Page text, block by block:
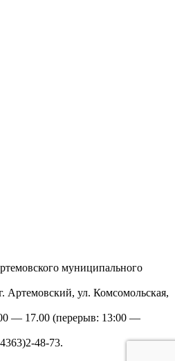
муниципального
Артемовский, ул. Комсомольская,
— 17.00 (перерыв: 13:00 —
48-73.